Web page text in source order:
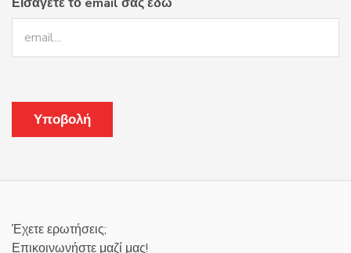
Εισάγετε το email σας εδώ
Έχετε ερωτήσεις;
Επικοινωνήστε μαζί μας!